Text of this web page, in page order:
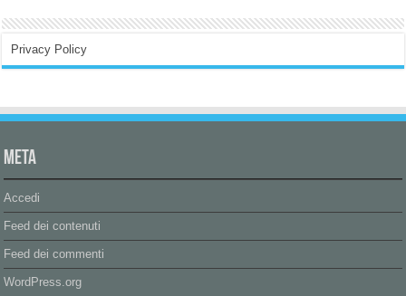
Privacy Policy
Meta
Accedi
Feed dei contenuti
Feed dei commenti
WordPress.org